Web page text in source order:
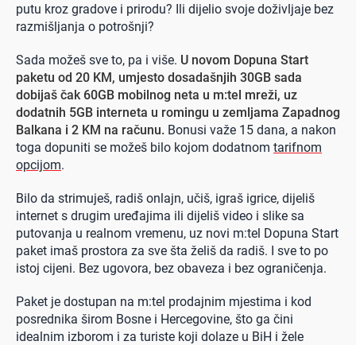
putu kroz gradove i prirodu? Ili dijelio svoje doživljaje bez
razmišljanja o potrošnji?
Sada možeš sve to, pa i više. U novom Dopuna Start
paketu od 20 KM, umjesto dosadašnjih 30GB sada
dobijaš čak 60GB mobilnog neta u m:tel mreži, uz
dodatnih 5GB interneta u romingu u zemljama Zapadnog
Balkana i 2 KM na računu. Bonusi važe 15 dana, a nakon
toga dopuniti se možeš bilo kojom dodatnom tarifnom
opcijom.
Bilo da strimuješ, radiš onlajn, učiš, igraš igrice, dijeliš
internet s drugim uređajima ili dijeliš video i slike sa
putovanja u realnom vremenu, uz novi m:tel Dopuna Start
paket imaš prostora za sve šta želiš da radiš. I sve to po
istoj cijeni. Bez ugovora, bez obaveza i bez ograničenja.
Paket je dostupan na m:tel prodajnim mjestima i kod
posrednika širom Bosne i Hercegovine, što ga čini
idealnim izborom i za turiste koji dolaze u BiH i žele